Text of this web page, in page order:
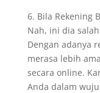
6. Bila Rekening
Nah, ini dia
Dengan adanya
merasa lebih
secara online.
Anda dalam